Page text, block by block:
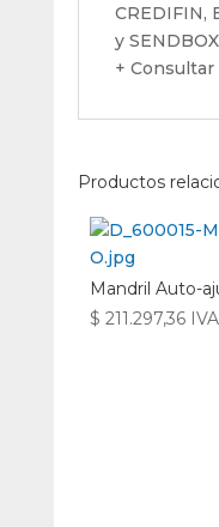
CREDIFIN,
y
+
Productos
Mandril Auto-
$ 211.297,36